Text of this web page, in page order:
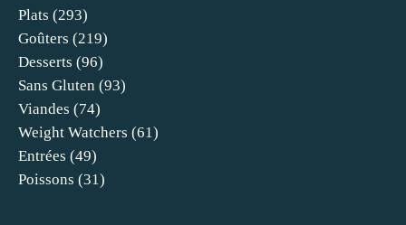
Plats (293)
Goûters (219)
Desserts (96)
Sans Gluten (93)
Viandes (74)
Weight Watchers (61)
Entrées (49)
Poissons (31)